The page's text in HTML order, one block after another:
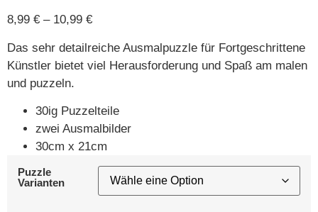
8,99 € – 10,99 €
Das sehr detailreiche Ausmalpuzzle für Fortgeschrittene
Künstler bietet viel Herausforderung und Spaß am malen
und puzzeln.
30ig Puzzelteile
zwei Ausmalbilder
30cm x 21cm
Puzzle
Varianten